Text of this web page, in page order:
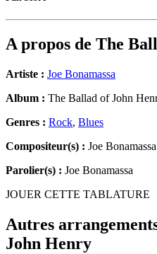
A propos de The
Artiste : Joe Bonamassa
Album : The Ballad of John
Genres : Rock, Blues
Compositeur(s) : Joe Bonamassa
Parolier(s) : Joe Bonamassa
JOUER CETTE TABLATURE
Autres
John Henry